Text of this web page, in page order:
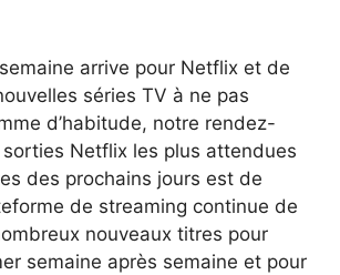
arrive pour Netflix et de
séries TV à ne pas
d’habitude, notre rendez-
Netflix les plus attendues
des prochains jours est de
de streaming continue de
nouveaux titres pour
semaine après semaine et pour